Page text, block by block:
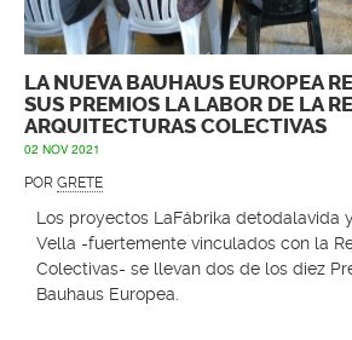
LA NUEVA BAUHAUS EUROPEA
SUS PREMIOS LA LABOR DE LA
ARQUITECTURAS COLECTIVAS
02 NOV 2021
POR GRETE
Los proyectos LaFábrika detodalavida
Vella -fuertemente vinculados con la
Colectivas- se llevan dos de los diez
Bauhaus Europea.